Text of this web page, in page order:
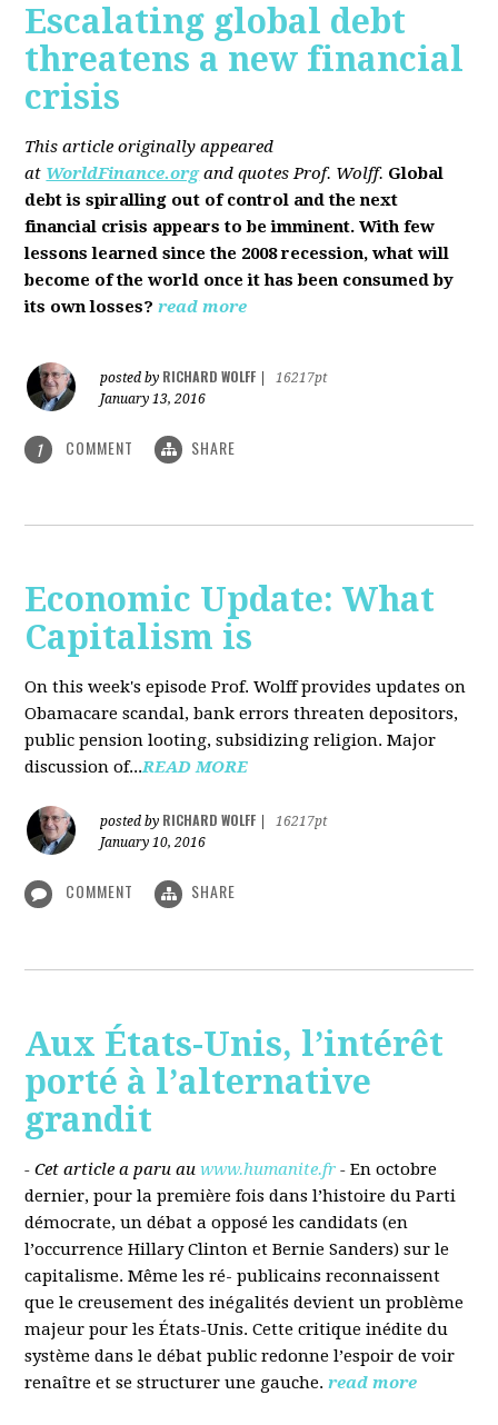
Escalating global debt
threatens a new financial
crisis
This article originally appeared
at WorldFinance.organd quotes Prof. Wolff. Global
debt is spiralling out of control and the next
financial crisis appears to be imminent. With few
lessons learned since the 2008 recession, what will
become of the world once it has been consumed by
its own losses? read more
posted by RICHARD WOLFF
16217pt
January 13, 2016
1 COMMENT SHARE
Economic Update: What
Capitalism is
On this week's episode Prof. Wolff provides updates on
Obamacare scandal, bank errors threaten depositors,
public pension looting, subsidizing religion. Major
discussion of...READ MORE
posted by RICHARD WOLFF
16217pt
January 10, 2016
COMMENT SHARE
Aux États-Unis, l’intérêt
porté à l’alternative
grandit
- Cet article a paru au www.humanite.fr - En octobre
dernier, pour la première fois dans l’histoire du Parti
démocrate, un débat a opposé les candidats (en
l’occurrence Hillary Clinton et Bernie Sanders) sur le
capitalisme. Même les ré- publicains reconnaissent
que le creusement des inégalités devient un problème
majeur pour les États-Unis. Cette critique inédite du
système dans le débat public redonne l’espoir de voir
renaître et se structurer une gauche. read more